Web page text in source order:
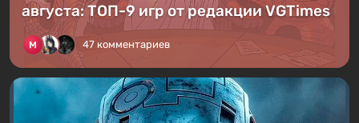
августа: ТОП-9 игр от редакции VGTimes
47 комментариев